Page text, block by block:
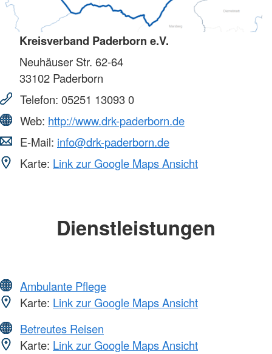
Kreisverband Paderborn e.V.
Neuhäuser Str. 62-64
33102 Paderborn
Telefon: 05251 13093 0
Web: http://www.drk-paderborn.de
E-Mail: info@drk-paderborn.de
Karte: Link zur Google Maps Ansicht
Dienstleistungen
Ambulante Pflege
Karte: Link zur Google Maps Ansicht
Betreutes Reisen
Karte: Link zur Google Maps Ansicht